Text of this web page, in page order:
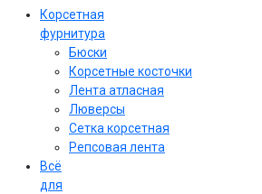
Корсетная
фурнитура
Бюски
Корсетные косточки
Лента атласная
Люверсы
Сетка корсетная
Репсовая лента
Всё
для